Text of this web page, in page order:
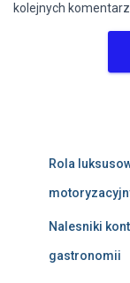
kolejnych
Rola
Nalesniki
gastronomii